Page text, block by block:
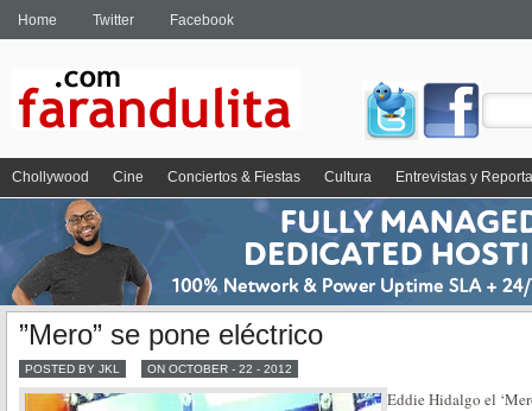
Home Twitter Facebook
Chollywood Cine Conciertos & Fiestas Cultura Entrevistas y
”Mero” se pone eléctrico
POSTED BY JKL ON OCTOBER - 22 - 2012
Eddie Hidalgo el